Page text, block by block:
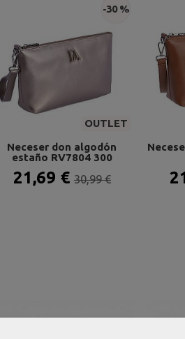
OUTLET
-30 %
Neceser don algodón
estaño RV7804 300
21,69 € 30,99 €